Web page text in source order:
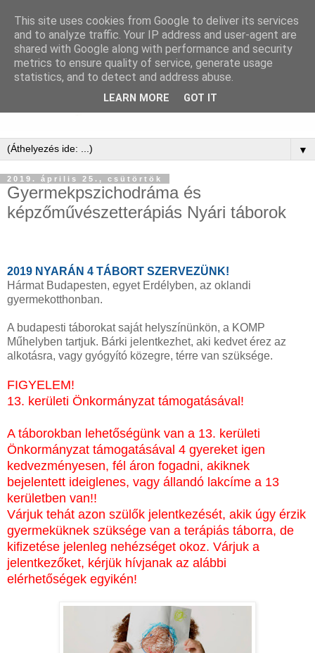
▼
2019. április 25., csütörtök
Gyermekpszichodráma és
képzőművészetterápiás Nyári táborok
2019 NYARÁN 4 TÁBORT SZERVEZÜNK!
Hármat Budapesten, egyet Erdélyben, az oklandi
gyermekotthonban.
A budapesti táborokat saját helyszínünkön, a KOMP
Műhelyben tartjuk. Bárki jelentkezhet, aki kedvet érez az
alkotásra, vagy gyógyító közegre, térre van szüksége.
FIGYELEM!
13. kerületi Önkormányzat támogatásával!
A táborokban lehetőségünk van a 13. kerületi
Önkormányzat támogatásával 4 gyereket igen
kedvezményesen, fél áron fogadni, akiknek
bejelentett ideiglenes, vagy állandó lakcíme a 13
kerületben van!!
Várjuk tehát azon szülők jelentkezését, akik úgy érzik
gyermeküknek szüksége van a terápiás táborra, de
kifizetése jelenleg nehézséget okoz. Várjuk a
jelentkezőket, kérjük hívjanak az alábbi
elérhetőségek egyikén!
This site uses cookies from Google to deliver its services
and to analyze traffic. Your IP address and user-agent are
shared with Google along with performance and security
metrics to ensure quality of service, generate usage
statistics, and to detect and address abuse.
LEARN MORE GOT IT